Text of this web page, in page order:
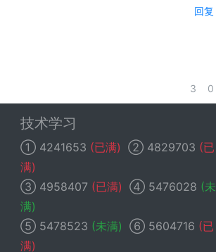
回复
3 0
技术学习
① 4241653 (已满) ② 4829703 (已
满)
③ 4958407 (已满) ④ 5476028 (未
满)
⑤ 5478523 (未满) ⑥ 5604716 (已
满)